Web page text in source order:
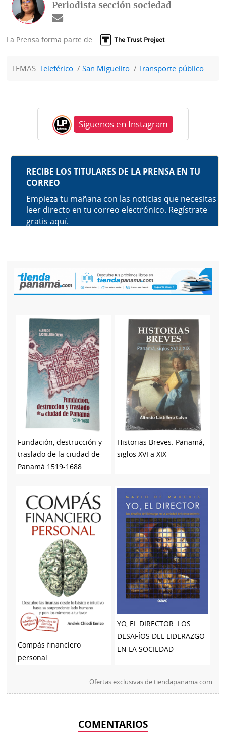
Periodista sección sociedad
La Prensa forma parte de
TEMAS:Teleférico San Miguelito Transporte público
Síguenos en Instagram
Fundación, destrucción y
traslado de la ciudad de
Panamá 1519-1688
Historias Breves. Panamá,
siglos XVI a XIX
Compás financiero
personal
YO, EL DIRECTOR. LOS
DESAFÍOS DEL LIDERAZGO
EN LA SOCIEDAD
Ofertas exclusivas detiendapanama.com
COMENTARIOS